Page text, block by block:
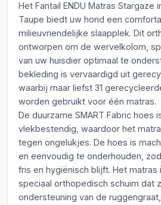
Het Fantail ENDU Matras Stargaze
Taupe biedt uw hond een
milieuvriendelijke slaapplek. Dit
ontworpen om de wervelkolom,
van uw huisdier optimaal te
bekleding is vervaardigd uit
waarbij maar liefst 31
worden gebruikt voor één matras.
De duurzame SMART Fabric hoes
vlekbestendig, waardoor het
tegen ongelukjes. De hoes is
en eenvoudig te onderhouden,
fris en hygiënisch blijft. Het
speciaal orthopedisch schuim dat
ondersteuning van de